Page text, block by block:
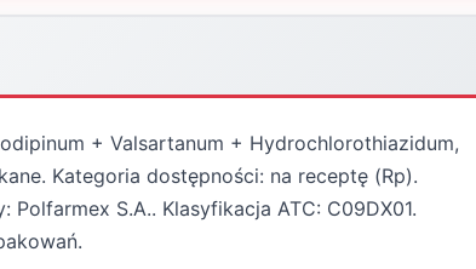
+ Valsartanum + Hydrochlorothiazidum,
Kategoria dostępności: na receptę (Rp).
S.A.. Klasyfikacja ATC: C09DX01.